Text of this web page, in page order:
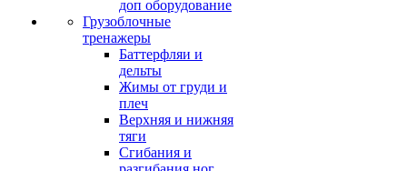
доп оборудование
Грузоблочные
тренажеры
Баттерфляи и
дельты
Жимы от груди и
плеч
Верхняя и нижняя
тяги
Сгибания и